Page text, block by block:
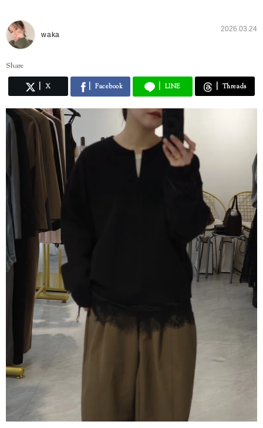
waka
2026.03.24
Share
X Facebook LINE Threads